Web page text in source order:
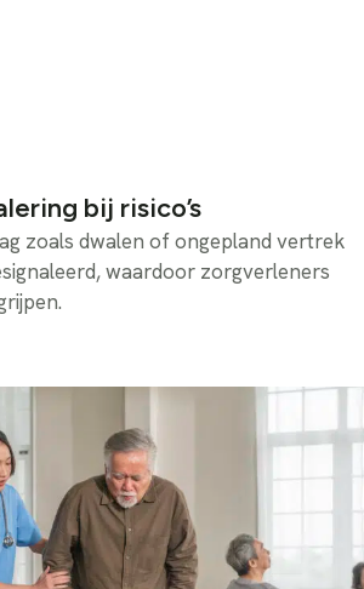
bij risico’s
zoals dwalen of ongepland vertrek
waardoor zorgverleners